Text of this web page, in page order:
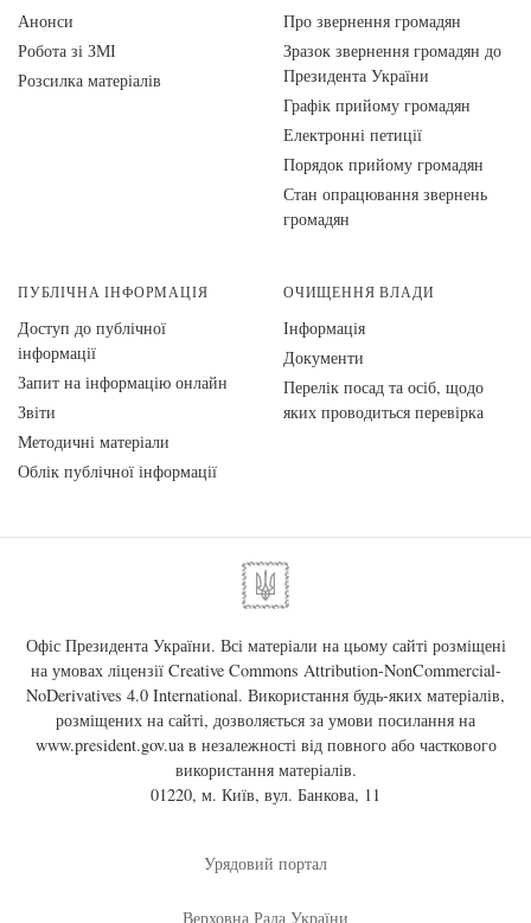
Анонси
Робота зі ЗМІ
Розсилка матеріалів
Про звернення громадян
Зразок звернення громадян до
Президента України
Графік прийому громадян
Електронні петиції
Порядок прийому громадян
Стан опрацювання звернень
громадян
ПУБЛІЧНА ІНФОРМАЦІЯ
Доступ до публічної
інформації
Запит на інформацію онлайн
Звіти
Методичні матеріали
Облік публічної інформації
ОЧИЩЕННЯ ВЛАДИ
Інформація
Документи
Перелік посад та осіб, щодо
яких проводиться перевірка
Офіс Президента України. Всі матеріали на цьому сайті розміщені
на умовах ліцензії Creative Commons Attribution-NonCommercial-
NoDerivatives 4.0 International. Використання будь-яких матеріалів,
розміщених на сайті, дозволяється за умови посилання на
www.president.gov.uaв незалежності від повного або часткового
використання матеріалів.
01220, м. Київ, вул. Банкова, 11
Урядовий портал
Верховна Рада України